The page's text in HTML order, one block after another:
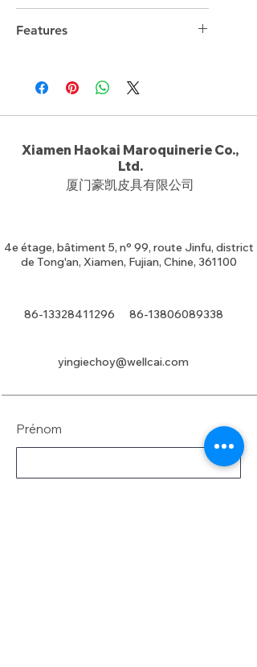
Features
Xiamen Haokai Maroquinerie Co.,
Ltd.
厦门豪凯皮具有限公司
4e étage, bâtiment 5, n° 99, route Jinfu, district
de Tong'an, Xiamen, Fujian, Chine, 361100
86-13328411296 86-13806089338
yingiechoy@wellcai.com
Prénom